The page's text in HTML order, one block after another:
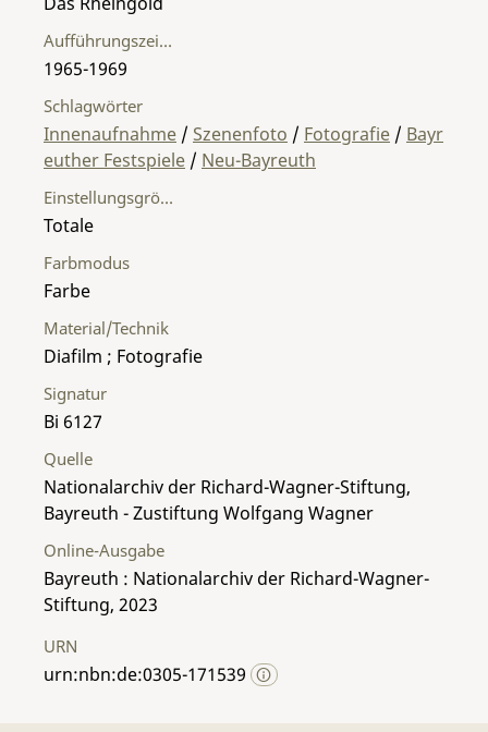
Material/Technik
Diafilm ; Fotografie
Einstellungsgröße
Totale
Farbmodus
Farbe
Aufführungszeitraum
1965-1969
Signatur
Bi 6127
Quelle
Nationalarchiv der Richard-Wagner-Stiftung,
Bayreuth - Zustiftung Wolfgang Wagner
Schlagwörter
Innenaufnahme / Szenenfoto / Fotografie / Bayr
euther Festspiele / Neu-Bayreuth
Online-Ausgabe
Bayreuth : Nationalarchiv der Richard-Wagner-
Stiftung, 2023
URN
urn:nbn:de:0305-171539